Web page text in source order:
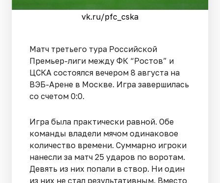
vk.ru/pfc_cska
Матч третьего тура Российской
Премьер-лиги между ФК “Ростов” и
ЦСКА состоялся вечером 8 августа на
ВЭБ-Арене в Москве. Игра завершилась
со счетом 0:0.
Игра была практически равной. Обе
команды владели мячом одинаковое
количество времени. Суммарно игроки
нанесли за матч 25 ударов по воротам.
Девять из них попали в створ. Ни один
из них не стал результативным. Вместо